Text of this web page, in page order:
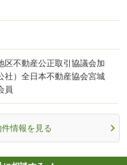
不動産公正取引協議会加
社）全日本不動産協会宮城
員
情報を見る